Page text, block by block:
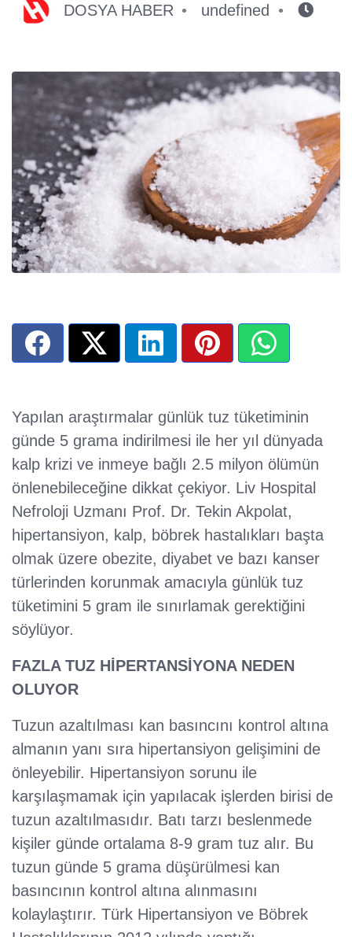
DOSYA HABER undefined
Yapılan araştırmalar günlük tuz tüketiminin
günde 5 grama indirilmesi ile her yıl dünyada
kalp krizi ve inmeye bağlı 2.5 milyon ölümün
önlenebileceğine dikkat çekiyor. Liv Hospital
Nefroloji Uzmanı Prof. Dr. Tekin Akpolat,
hipertansiyon, kalp, böbrek hastalıkları başta
olmak üzere obezite, diyabet ve bazı kanser
türlerinden korunmak amacıyla günlük tuz
tüketimini 5 gram ile sınırlamak gerektiğini
söylüyor.
FAZLA TUZ HİPERTANSİYONA NEDEN
OLUYOR
Tuzun azaltılması kan basıncını kontrol altına
almanın yanı sıra hipertansiyon gelişimini de
önleyebilir. Hipertansiyon sorunu ile
karşılaşmamak için yapılacak işlerden birisi de
tuzun azaltılmasıdır. Batı tarzı beslenmede
kişiler günde ortalama 8-9 gram tuz alır. Bu
tuzun günde 5 grama düşürülmesi kan
basıncının kontrol altına alınmasını
kolaylaştırır. Türk Hipertansiyon ve Böbrek